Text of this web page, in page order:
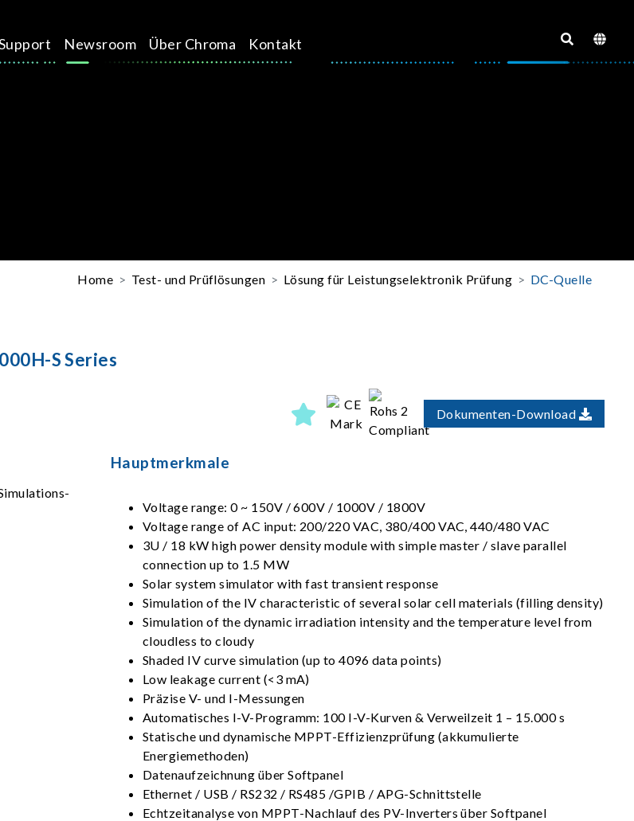
Newsroom Über Chroma Kontakt
Home Test- und Prüflösungen Lösung für Leistungselektronik Prüfung DC-Quelle
S Series
Dokumenten-Download
Hauptmerkmale
Voltage range: 0 ~ 150V / 600V / 1000V / 1800V
Voltage range of AC input: 200/220 VAC, 380/400 VAC, 440/480 VAC
3U / 18 kW high power density module with simple master / slave parallel
connection up to 1.5 MW
Solar system simulator with fast transient response
Simulation of the IV characteristic of several solar cell materials (filling density)
Simulation of the dynamic irradiation intensity and the temperature level from
cloudless to cloudy
Shaded IV curve simulation (up to 4096 data points)
Low leakage current (<3 mA)
Präzise V- und I-Messungen
Automatisches I-V-Programm: 100 I-V-Kurven & Verweilzeit 1 – 15.000 s
Statische und dynamische MPPT-Effizienzprüfung (akkumulierte
Energiemethoden)
Datenaufzeichnung über Softpanel
Ethernet / USB / RS232 / RS485 /GPIB / APG-Schnittstelle
Echtzeitanalyse von MPPT-Nachlauf des PV-Inverters über Softpanel